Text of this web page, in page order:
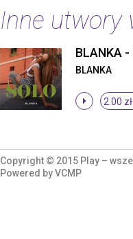
Inne utwory
BLANKA -
BLANKA
2.00
Copyright © 2015 Play –
Powered byVCMP